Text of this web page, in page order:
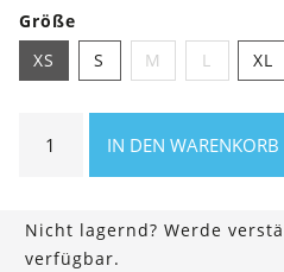
Größe
XS
S M L XL
Asheville
Menge
IN DEN WARENKORB
Nicht lagernd? Werde
verfügbar.